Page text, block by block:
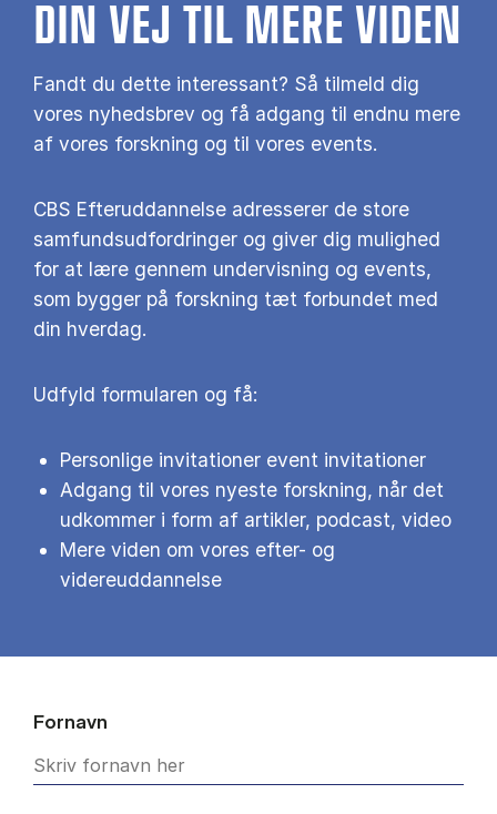
DIN VEJ TIL MERE VIDEN
Fandt du dette interessant? Så tilmeld dig
vores nyhedsbrev og få adgang til endnu mere
af vores forskning og til vores events.
CBS Efteruddannelse adresserer de store
samfundsudfordringer og giver dig mulighed
for at lære gennem undervisning og events,
som bygger på forskning tæt forbundet med
din hverdag.
Udfyld formularen og få:
Personlige invitationer event invitationer
Adgang til vores nyeste forskning, når det
udkommer i form af artikler, podcast, video
Mere viden om vores efter- og
videreuddannelse
Fornavn